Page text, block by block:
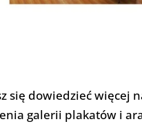
się dowiedzieć więcej
galerii plakatów i